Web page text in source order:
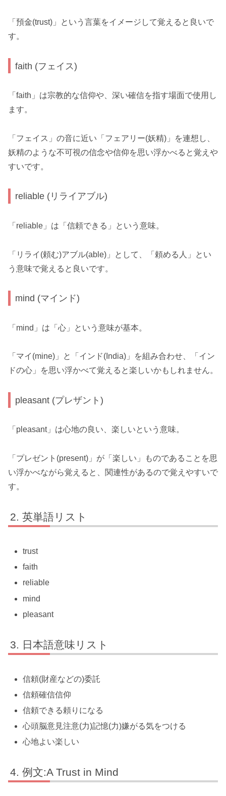
「預金(trust)」という言葉をイメージして覚えると良いで
す。
faith (フェイス)
「faith」は宗教的な信仰や、深い確信を指す場面で使用し
ます。
「フェイス」の音に近い「フェアリー(妖精)」を連想し、
妖精のような不可視の信念や信仰を思い浮かべると覚えや
すいです。
reliable (リライアブル)
「reliable」は「信頼できる」という意味。
「リライ(頼む)アブル(able)」として、「頼める人」とい
う意味で覚えると良いです。
mind (マインド)
「mind」は「心」という意味が基本。
「マイ(mine)」と「インド(India)」を組み合わせ、「イン
ドの心」を思い浮かべて覚えると楽しいかもしれません。
pleasant (プレザント)
「pleasant」は心地の良い、楽しいという意味。
「プレゼント(present)」が「楽しい」ものであることを思
い浮かべながら覚えると、関連性があるので覚えやすいで
す。
英単語リスト
trust
faith
reliable
mind
pleasant
日本語意味リスト
信頼(財産などの)委託
信頼確信信仰
信頼できる頼りになる
心頭脳意見注意(力)記憶(力)嫌がる気をつける
心地よい楽しい
例文:A Trust in Mind